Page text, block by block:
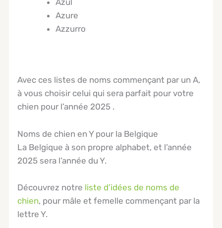
Azure
Azzurro
Avec ces listes de noms commençant par un A,
à vous choisir celui qui sera parfait pour votre
chien pour l’année 2025 .
Noms de chien en Y pour la Belgique
La Belgique à son propre alphabet, et l’année
2025 sera l’année du Y.
Découvrez notre liste d’idées de noms de
chien, pour mâle et femelle commençant par la
lettre Y.